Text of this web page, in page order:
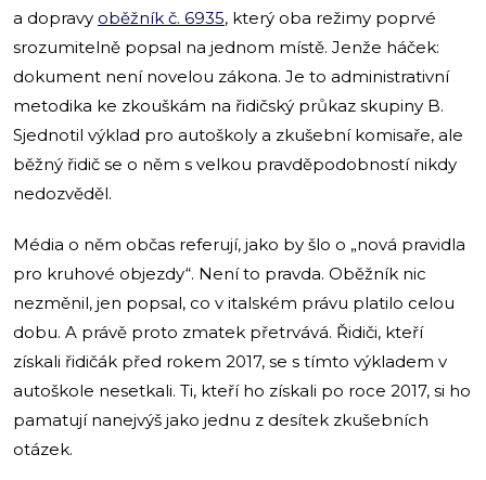
a dopravy oběžník č. 6935, který oba režimy poprvé
srozumitelně popsal na jednom místě. Jenže háček:
dokument není novelou zákona. Je to administrativní
metodika ke zkouškám na řidičský průkaz skupiny B.
Sjednotil výklad pro autoškoly a zkušební komisaře, ale
běžný řidič se o něm s velkou pravděpodobností nikdy
nedozvěděl.
Média o něm občas referují, jako by šlo o „nová pravidla
pro kruhové objezdy“. Není to pravda. Oběžník nic
nezměnil, jen popsal, co v italském právu platilo celou
dobu. A právě proto zmatek přetrvává. Řidiči, kteří
získali řidičák před rokem 2017, se s tímto výkladem v
autoškole nesetkali. Ti, kteří ho získali po roce 2017, si ho
pamatují nanejvýš jako jednu z desítek zkušebních
otázek.